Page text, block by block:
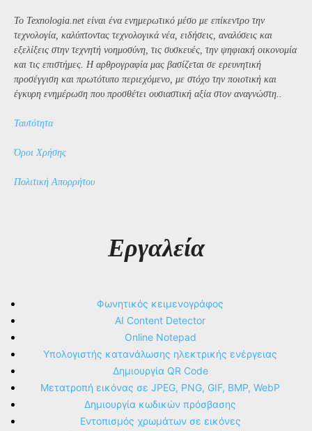
Το Texnologia.net είναι ένα ενημερωτικό μέσο με επίκεντρο την
τεχνολογία, καλύπτοντας τεχνολογικά νέα, ειδήσεις, αναλύσεις και
εξελίξεις στην τεχνητή νοημοσύνη, τις συσκευές, την ψηφιακή οικονομία
και τις επιστήμες. Η αρθρογραφία μας βασίζεται σε ερευνητική
προσέγγιση και πρωτότυπο περιεχόμενο, με στόχο την ποιοτική και
έγκυρη ενημέρωση που προσθέτει ουσιαστική αξία στον αναγνώστη..
Ταυτότητα
Όροι Χρήσης
Πολιτική Απορρήτου
Εργαλεία
Φωνητικός κειμενογράφος
AI Content Detector
Online Notepad
Υπολογιστής κατανάλωσης ηλεκτρικής ενέργειας
Δημιουργία QR Code
Μετατροπή εικόνας σε JPEG, PNG, GIF, BMP, WebP
Δημιουργία κωδικών πρόσβασης
Εντοπισμός χρωμάτων σε εικόνες